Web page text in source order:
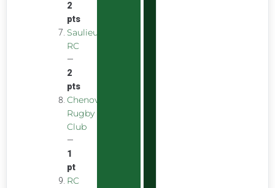
2
pts
Saulieu
RC
—
2
pts
Chenove
Rugby
Club
—
1
pt
RC